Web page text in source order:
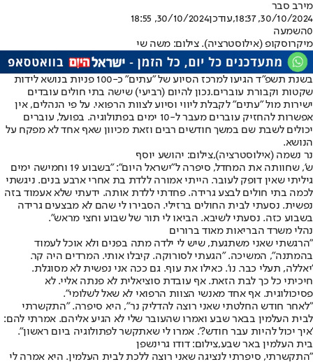
מירב סבר
30/10/2024, 18:37
,עודכן30/10/2024, 18:55
0השמעה
מיקרוסקופ (אילוסטרציה). צילום: משה שי
בשנת תשפ"ד הגיעו למרכז הסיוע של "עתים" כ-100 פניות בנושא לידות
שקטות וקבורת עוברים.נכון להיום (רביעי) שישה בתי חולים עובדים
ישירות מול "עתים" לקבלת ליווי וסיוע לצוות הרפואי. על פי הנהלים, אין
אפשרות להחזיק עוברים מעבר ל-10 ימים בפתולוגיה. בפועל, עוברים
יכולים לשבת שם במשך חודשים רבים וזאת מכיוון שאף אחד לא מפקח על
הנושא.
נר נשמה (אילוסטרציה),צילום: יהושע יוסף
ש', שחוותה את המחדל, סיפרה ל"ישראל היום": "בשבוע 19 וחמישה ימים
גיליתי שאין דופק לעובר. הייתי אמורה ללדת בת אחרי ארבע בנים. ניגשתי
לכמה בתי חולים לבצע גרידה. פחדתי ללדת אותה. ידעתי שלא אעמוד בזה
נפשית. נסעתי לבית החולים ברזילי. הסבירו לי שהם לא מבצעים גרידה
בשבוע כזה. נסעתי לשיבא. הביאו לי תור של שבוע וחצי מראש".
נהלי משרד הבריאות מאוד ברורים
"הרגשתי שאני משתגעת, שיש לי ילדה מתה בפנים ולא אוכל לעמוד
בהמתנה", המשיכה. "הגעתי לסורוקה. קיבלו אותי. המרדים היה קר.
'יאללה, תעלי כבר. נו'. כאילו את עוף. גם ככה אני נפשית לא מסוגלת.
חיכיתי כל כך לבת הזאת. אף עובדת סוציאלית לא פנתה אליי. לא
פסיכולוגית. אף אחד מאנשי הצוות הרפואי לא שאל לשלומי".
"לאחר חודש החלטתי שאני רוצה להדליק נר", היא סיפרה. "התקשרתי
לבית העלמין בבאר שבע ואמרו שהעובר שלי לא הגיע אליהם. אמרתי להם:
'איך יכול להיות עבר חודש?'. אמרו לי שאתקשר לפתולוגיה ביום ראשון".
בית העלמין באר שבע,צילום: דודו גרינשפן
"התקשרתי, סיפרתי לנציגה שאני רוצה ללכת לבית העלמין. היא אמרה לי